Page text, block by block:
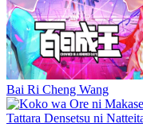
Bai Ri Cheng Wang